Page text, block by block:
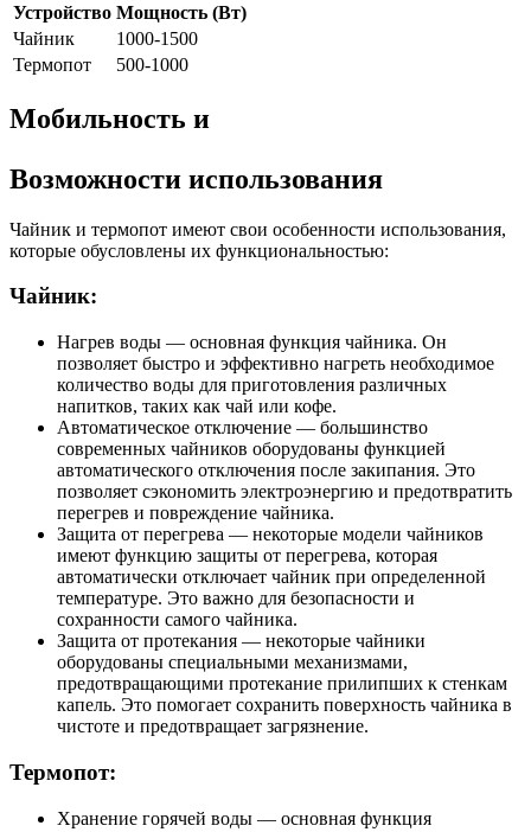
Устройство Мощность (Вт)
Чайник
1000-1500
Термопот
500-1000
Мобильность и
Возможности использования
Чайник и термопот имеют свои особенности использования,
которые обусловлены их функциональностью:
Чайник:
Нагрев воды — основная функция чайника. Он
позволяет быстро и эффективно нагреть необходимое
количество воды для приготовления различных
напитков, таких как чай или кофе.
Автоматическое отключение — большинство
современных чайников оборудованы функцией
автоматического отключения после закипания. Это
позволяет сэкономить электроэнергию и предотвратить
перегрев и повреждение чайника.
Защита от перегрева — некоторые модели чайников
имеют функцию защиты от перегрева, которая
автоматически отключает чайник при определенной
температуре. Это важно для безопасности и
сохранности самого чайника.
Защита от протекания — некоторые чайники
оборудованы специальными механизмами,
предотвращающими протекание прилипших к стенкам
капель. Это помогает сохранить поверхность чайника в
чистоте и предотвращает загрязнение.
Термопот:
Хранение горячей воды — основная функция